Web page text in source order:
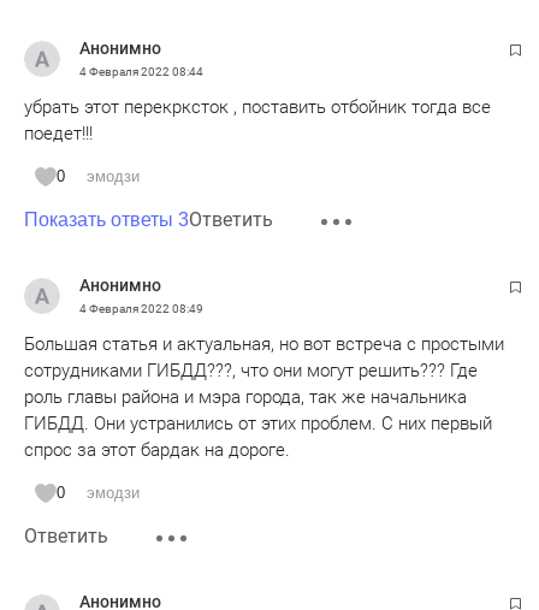
Анонимно
4 Февраля 2022 08:44
убрать этот перекрксток , поставить отбойник тогда все
поедет!!!
0 эмодзи
Показать ответы 3Ответить
Анонимно
4 Февраля 2022 08:49
Большая статья и актуальная, но вот встреча с простыми
сотрудниками ГИБДД???, что они могут решить??? Где
роль главы района и мэра города, так же начальника
ГИБДД. Они устранились от этих проблем. С них первый
спрос за этот бардак на дороге.
0 эмодзи
Ответить
Анонимно